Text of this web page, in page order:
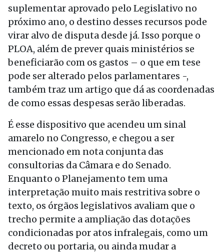
suplementar aprovado pelo Legislativo no
próximo ano, o destino desses recursos pode
virar alvo de disputa desde já. Isso porque o
PLOA, além de prever quais ministérios se
beneficiarão com os gastos – o que em tese
pode ser alterado pelos parlamentares -,
também traz um artigo que dá as coordenadas
de como essas despesas serão liberadas.
É esse dispositivo que acendeu um sinal
amarelo no Congresso, e chegou a ser
mencionado em nota conjunta das
consultorias da Câmara e do Senado.
Enquanto o Planejamento tem uma
interpretação muito mais restritiva sobre o
texto, os órgãos legislativos avaliam que o
trecho permite a ampliação das dotações
condicionadas por atos infralegais, como um
decreto ou portaria, ou ainda mudar a